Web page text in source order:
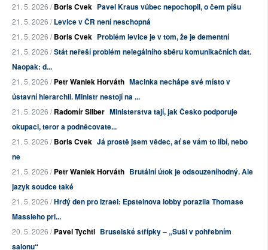
21. 5. 2026 /Boris Cvek Pavel Kraus vůbec nepochopil, o čem píšu
21. 5. 2026 /Levice v ČR není neschopná
21. 5. 2026 /Boris Cvek Problém levice je v tom, že je dementní
21. 5. 2026 /Stát neřeší problém nelegálního sběru komunikačních dat.
Naopak: d...
21. 5. 2026 /Petr Waniek Horváth Macinka nechápe své místo v
ústavní hierarchii. Ministr nestojí na ...
21. 5. 2026 /Radomír Silber Ministerstva tají, jak Česko podporuje
okupaci, teror a podněcovate...
21. 5. 2026 /Boris Cvek Já prostě jsem vědec, ať se vám to líbí, nebo
ne
21. 5. 2026 /Petr Waniek Horváth Brutální útok je odsouzeníhodný. Ale
jazyk soudce také
21. 5. 2026 /Hrdý den pro Izrael: Epsteinova lobby porazila Thomase
Massieho pri...
20. 5. 2026 /Pavel Tychtl Bruselské střípky – „Suši v pohřebním
salonu“